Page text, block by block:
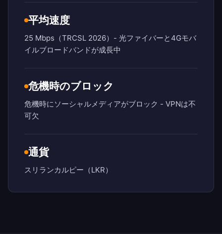
平均速度
25 Mbps（TRCSL 2026）- 光ファイバーと4Gモバ
イルブロードバンドが成長中
危機時のブロック
危機時にソーシャルメディアがブロック - VPNは不
可欠
通貨
スリランカルピー（LKR）